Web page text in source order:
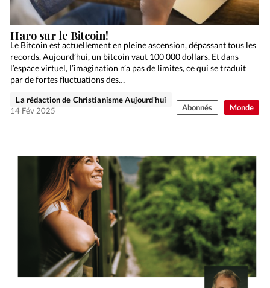
Monde
Haro sur le Bitcoin!
Le Bitcoin est actuellement en pleine ascension, dépassant tous les
records. Aujourd’hui, un bitcoin vaut 100 000 dollars. Et dans
l’espace virtuel, l’imagination n’a pas de limites, ce qui se traduit
par de fortes fluctuations des…
La rédaction de Christianisme Aujourd'hui
14 Fév 2025
Abonnés